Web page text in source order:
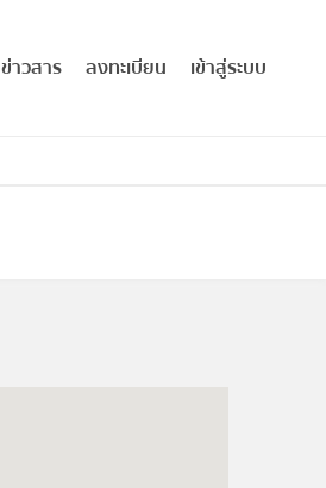
ข่าวสาร ลงทะเบียน เข้าสู่ระบบ